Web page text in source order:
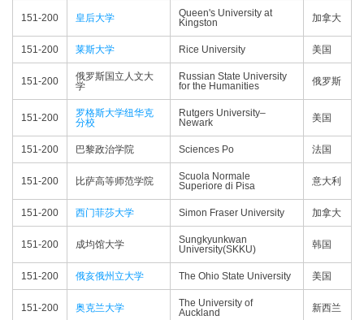
151-200 皇后大学
Queen's University at
Kingston
加拿大
151-200 莱斯大学 Rice University 美国
151-200
俄罗斯国立人文大
学
Russian State University
for the Humanities
俄罗斯
151-200
罗格斯大学纽华克
分校
Rutgers University–
Newark
美国
151-200 巴黎政治学院 Sciences Po 法国
151-200 比萨高等师范学院
Scuola Normale
Superiore di Pisa
意大利
151-200 西门菲莎大学 Simon Fraser University 加拿大
151-200 成均馆大学
Sungkyunkwan
University(SKKU)
韩国
151-200 俄亥俄州立大学 The Ohio State University 美国
151-200 奥克兰大学
The University of
Auckland
新西兰